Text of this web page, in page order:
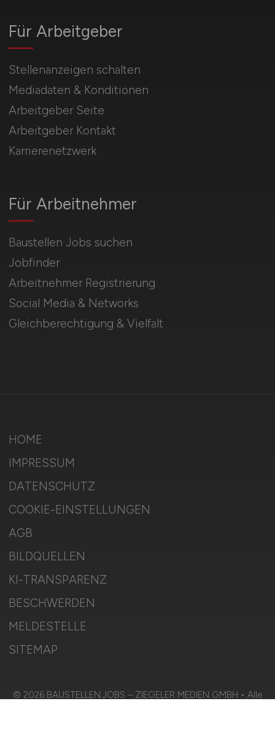
Für Arbeitnehmer
Baustellen Jobs suchen
Jobfinder
Arbeitnehmer Registrierung
Social Media & Networks
Gleichberechtigung & Vielfalt
Für Arbeitgeber
Stellenanzeigen schalten
Mediadaten & Konditionen
Arbeitgeber Seite
Arbeitgeber Kontakt
Karrierenetzwerk
HOME
IMPRESSUM
DATENSCHUTZ
COOKIE-EINSTELLUNGEN
AGB
BILDQUELLEN
KI-TRANSPARENZ
BESCHWERDEN
MELDESTELLE
SITEMAP
© 2026 BAUSTELLEN.JOBS – ZIEGELER MEDIEN GMBH • Alle